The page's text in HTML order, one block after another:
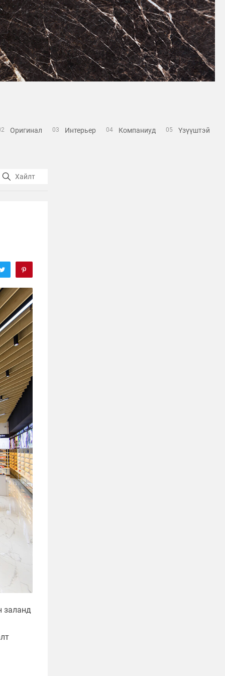
Оригинал Интерьер Компаниуд Үзүүштэй
заланд